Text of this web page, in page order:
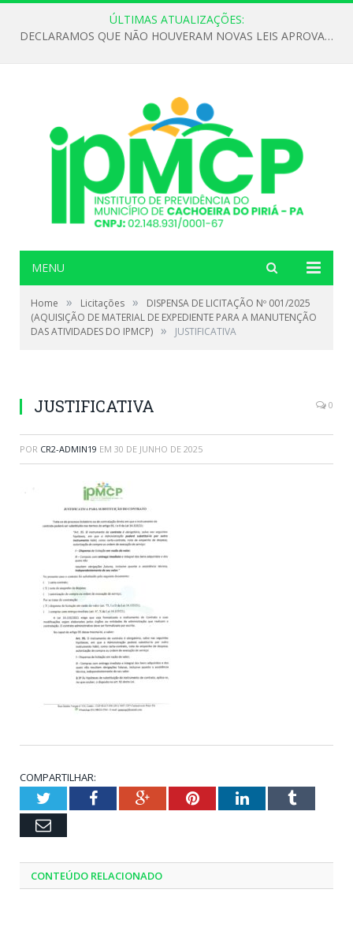
ÚLTIMAS ATUALIZAÇÕES:
DECLARAMOS QUE NÃO HOUVERAM NOVAS LEIS APROVADAS ATÉ O MOMENTO PARA O INSTITUTO DE PREVIDÊNCIA NO ANO DE 2026
MENU
Home » Licitações »
DISPENSA DE LICITAÇÃO Nº 001/2025
(AQUISIÇÃO DE MATERIAL DE EXPEDIENTE PARA A MANUTENÇÃO
DAS ATIVIDADES DO IPMCP) » JUSTIFICATIVA
JUSTIFICATIVA 0
POR CR2-ADMIN19 EM 30 DE JUNHO DE 2025
COMPARTILHAR:
TwitterFacebookGoogle+PinterestLinkedInTumblr
Email
CONTEÚDO RELACIONADO